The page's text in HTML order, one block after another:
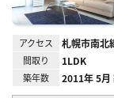
アクセス 札幌市南北
間取り 1LDK
築年数 2011年 5月